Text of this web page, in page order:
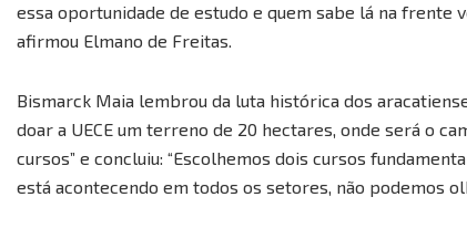
essa oportunidade de estudo e quem sabe lá na frente
afirmou Elmano de Freitas.
Bismarck Maia lembrou da luta histórica dos
doar a UECE um terreno de 20 hectares, onde será o
cursos” e concluiu: “Escolhemos dois cursos
está acontecendo em todos os setores, não podemos